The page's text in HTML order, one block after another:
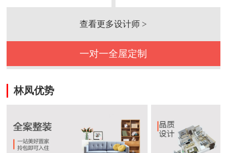
查看更多设计师 >
一对一全屋定制
林凤优势